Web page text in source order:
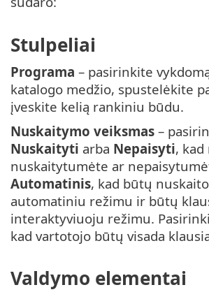
Stulpeliai
Programa – pasirinkite
katalogo medžio, spustelėkite
įveskite kelią rankiniu būdu.
Nuskaitymo veiksmas –
Nuskaityti arba Nepaisyti, kad
nuskaitytumėte ar
Automatinis, kad būtų
automatiniu režimu ir būtų
interaktyviuoju režimu.
kad vartotojo būtų visada
Valdymo elementai